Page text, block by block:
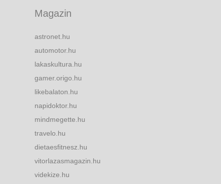
Magazin
astronet.hu
automotor.hu
lakaskultura.hu
gamer.origo.hu
likebalaton.hu
napidoktor.hu
mindmegette.hu
travelo.hu
dietaesfitnesz.hu
vitorlazasmagazin.hu
videkize.hu